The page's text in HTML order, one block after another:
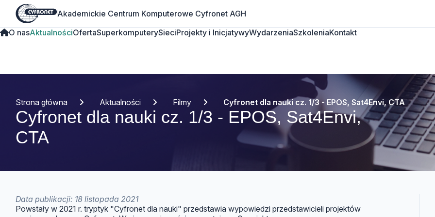
Akademickie Centrum Komputerowe Cyfronet AGH
O nasAktualnościOfertaSuperkomputerySieciProjekty i InicjatywyWydarzeniaSzkoleniaKontakt
Strona główna Aktualności Filmy Cyfronet dla nauki cz. 1/3 - EPOS, Sat4Envi, CTA
Cyfronet dla nauki cz. 1/3 - EPOS, Sat4Envi,
CTA
Data publikacji: 18 listopada 2021
Powstały w 2021 r. tryptyk "Cyfronet dla nauki" przedstawia wypowiedzi przedstawicieli projektów